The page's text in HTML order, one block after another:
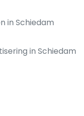
in Schiedam
in Schiedam